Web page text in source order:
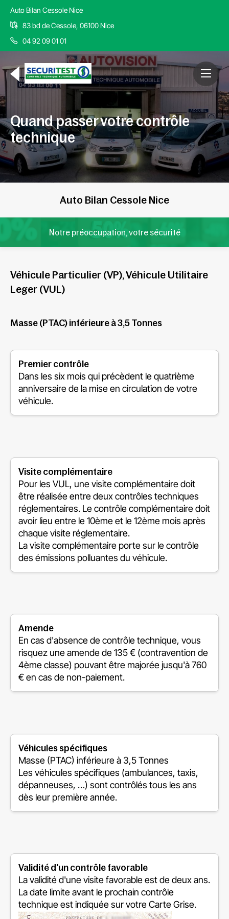
Auto Bilan Cessole Nice
83 bd de Cessole, 06100 Nice
04 92 09 01 01
Quand passer votre contrôle
technique
Auto Bilan Cessole Nice
Notre préoccupation, votre sécurité
Véhicule Particulier (VP), Véhicule Utilitaire
Leger (VUL)
Masse (PTAC) inférieure à 3,5 Tonnes
Premier contrôle
Dans les six mois qui précèdent le quatrième
anniversaire de la mise en circulation de votre
véhicule.
Visite complémentaire
Pour les VUL, une visite complémentaire doit
être réalisée entre deux contrôles techniques
réglementaires. Le contrôle complémentaire doit
avoir lieu entre le 10ème et le 12ème mois après
chaque visite réglementaire.
La visite complémentaire porte sur le contrôle
des émissions polluantes du véhicule.
Amende
En cas d'absence de contrôle technique, vous
risquez une amende de 135 € (contravention de
4ème classe) pouvant être majorée jusqu'à 760
€ en cas de non-paiement.
Véhicules spécifiques
Masse (PTAC) inférieure à 3,5 Tonnes
Les véhicules spécifiques (ambulances, taxis,
dépanneuses, …) sont contrôlés tous les ans
dès leur première année.
Validité d'un contrôle favorable
La validité d'une visite favorable est de deux ans.
La date limite avant le prochain contrôle
technique est indiquée sur votre Carte Grise.